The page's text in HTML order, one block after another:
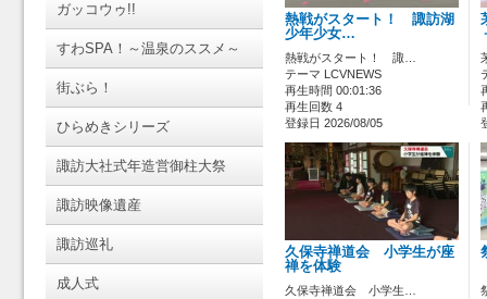
ガッコウゥ!!
すわSPA！～温泉のススメ～
街ぶら！
ひらめきシリーズ
諏訪大社式年造営御柱大祭
諏訪映像遺産
諏訪巡礼
成人式
熱戦がスタート！ 諏訪湖
少年少女…
熱戦がスタート！ 諏…
テーマ LCVNEWS
再生時間 00:01:36
再生回数 4
登録日 2026/08/05
久保寺禅道会 小学生が座
禅を体験
久保寺禅道会 小学生…